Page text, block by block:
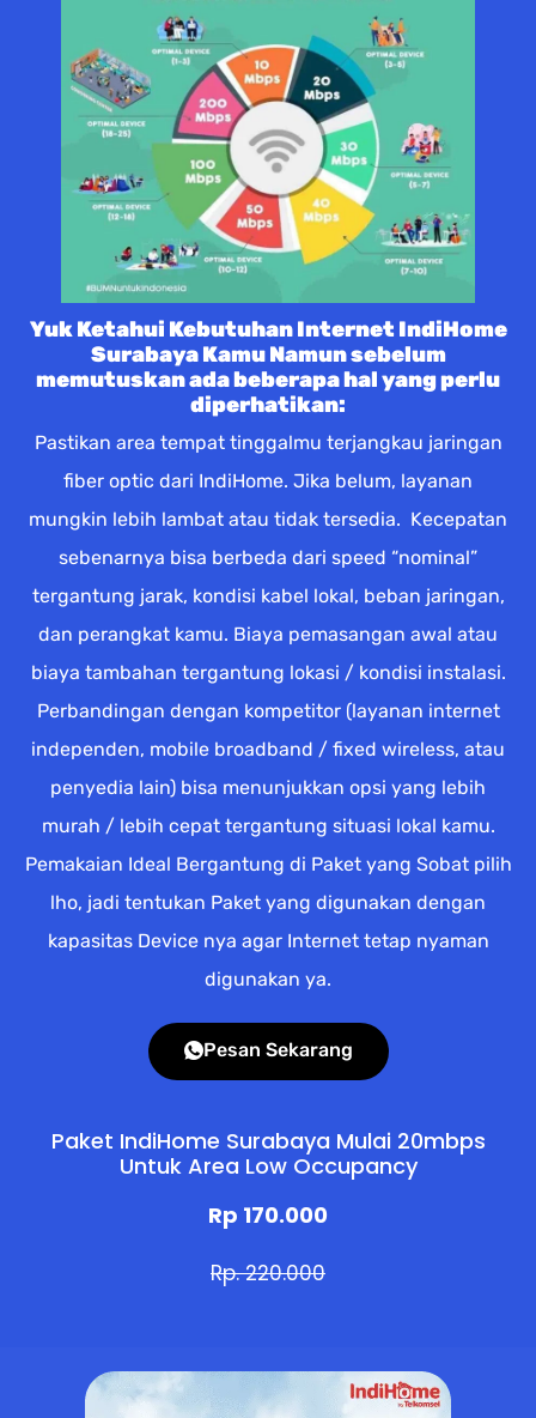
Yuk Ketahui Kebutuhan Internet IndiHome
Surabaya Kamu Namun sebelum
memutuskan ada beberapa hal yang perlu
diperhatikan:
Pastikan area tempat tinggalmu terjangkau jaringan
fiber optic dari IndiHome. Jika belum, layanan
mungkin lebih lambat atau tidak tersedia. Kecepatan
sebenarnya bisa berbeda dari speed “nominal”
tergantung jarak, kondisi kabel lokal, beban jaringan,
dan perangkat kamu. Biaya pemasangan awal atau
biaya tambahan tergantung lokasi / kondisi instalasi.
Perbandingan dengan kompetitor (layanan internet
independen, mobile broadband / fixed wireless, atau
penyedia lain) bisa menunjukkan opsi yang lebih
murah / lebih cepat tergantung situasi lokal kamu.
Pemakaian Ideal Bergantung di Paket yang Sobat pilih
lho, jadi tentukan Paket yang digunakan dengan
kapasitas Device nya agar Internet tetap nyaman
digunakan ya.
Pesan Sekarang
Paket IndiHome Surabaya Mulai 20mbps
Untuk Area Low Occupancy
Rp 170.000
Rp. 220.000